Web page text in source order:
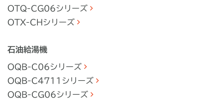
OTQ-CG06シリーズ
OTX-CHシリーズ
石油給湯機
OQB-C06シリーズ
OQB-C4711シリーズ
OQB-CG06シリーズ